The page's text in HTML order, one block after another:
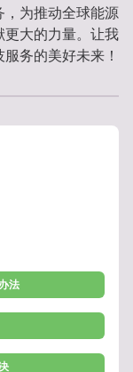
，为推动全球能源
更大的力量。让我
务的美好未来！
法